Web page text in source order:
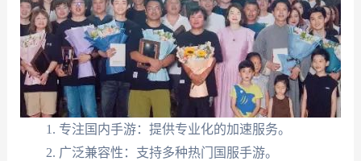
专注国内手游：提供专业化的加速服务。
广泛兼容性：支持多种热门国服手游。